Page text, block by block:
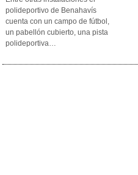
polideportivo de Benahavís
cuenta con un campo de fútbol,
un pabellón cubierto, una pista
polideportiva…